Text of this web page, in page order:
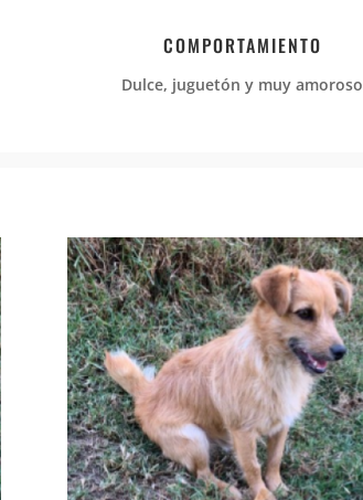
COMPORTAMIENTO
Dulce, juguetón y muy amoroso